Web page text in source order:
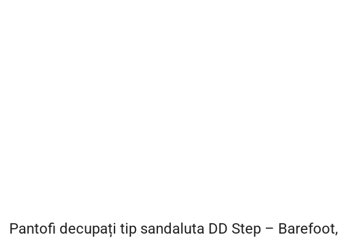
Pantofi decupați tip sandaluta DD Step –